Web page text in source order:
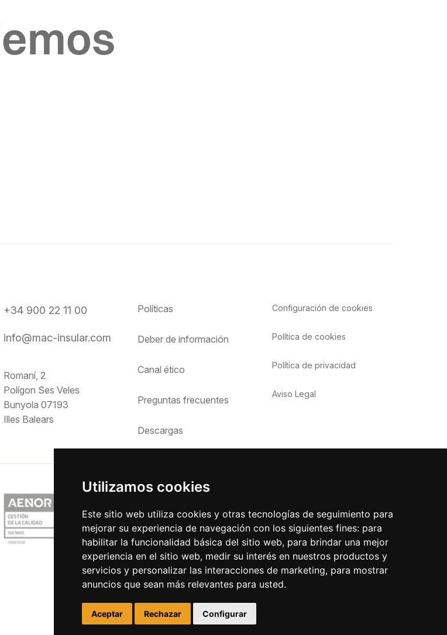
Utilizamos cookies
Este sitio web utiliza cookies y otras tecnologías de seguimiento para
mejorar su experiencia de navegación con los siguientes fines: para
habilitar la funcionalidad básica del sitio web, para brindar una mejor
experiencia en el sitio web, medir su interés en nuestros productos y
servicios y personalizar las interacciones de marketing, para mostrar
anuncios que sean más relevantes para usted.
Aceptar Rechazar Configurar
+34 900 22 11 00
info@mac-insular.com
Romaní, 2
Polígon Ses Veles
Bunyola 07193
Illes Balears
Políticas
Deber deinformación
Canal ético
Preguntasfrecuentes
Descargas
Configuración de cookies
Política de cookies
Política de privacidad
Aviso Legal